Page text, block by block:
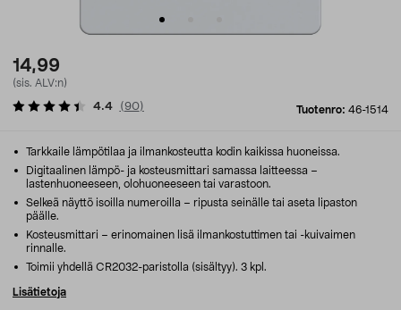
14,99
(sis. ALV:n)
Tuotenro: 46-1514
4.4 (90)
Tarkkaile lämpötilaa ja ilmankosteutta kodin kaikissa huoneissa.
Digitaalinen lämpö- ja kosteusmittari samassa laitteessa –
lastenhuoneeseen, olohuoneeseen tai varastoon.
Selkeä näyttö isoilla numeroilla – ripusta seinälle tai aseta lipaston
päälle.
Kosteusmittari – erinomainen lisä ilmankostuttimen tai -kuivaimen
rinnalle.
Toimii yhdellä CR2032-paristolla (sisältyy). 3 kpl.
Lisätietoja